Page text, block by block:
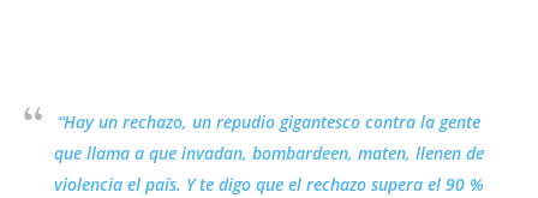
“Hay un rechazo, un repudio gigantesco contra la gente
que llama a que invadan, bombardeen, maten, llenen de
violencia el país. Y te digo que el rechazo supera el 90 %